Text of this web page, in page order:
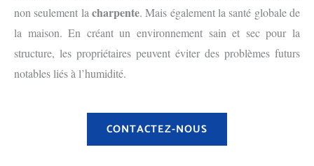
non seulement la charpente. Mais également la santé globale de
la maison. En créant un environnement sain et sec pour la
structure, les propriétaires peuvent éviter des problèmes futurs
notables liés à l’humidité.
CONTACTEZ-NOUS